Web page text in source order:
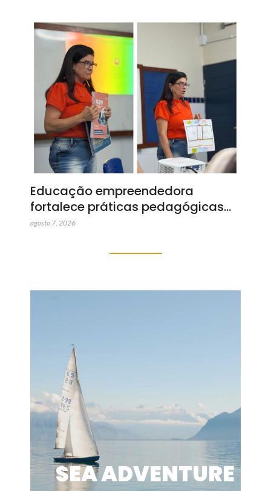
Educação empreendedora
fortalece práticas pedagógicas…
agosto 7, 2026
SEA ADVENTURE